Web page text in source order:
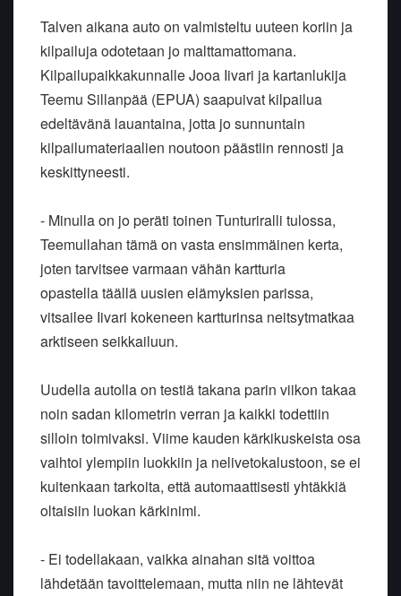
Talven aikana auto on valmisteltu uuteen koriin ja
kilpailuja odotetaan jo malttamattomana.
Kilpailupaikkakunnalle Jooa Iivari ja kartanlukija
Teemu Sillanpää (EPUA) saapuivat kilpailua
edeltävänä lauantaina, jotta jo sunnuntain
kilpailumateriaalien noutoon päästiin rennosti ja
keskittyneesti.
- Minulla on jo peräti toinen Tunturiralli tulossa,
Teemullahan tämä on vasta ensimmäinen kerta,
joten tarvitsee varmaan vähän kartturia
opastella täällä uusien elämyksien parissa,
vitsailee Iivari kokeneen kartturinsa neitsytmatkaa
arktiseen seikkailuun.
Uudella autolla on testiä takana parin viikon takaa
noin sadan kilometrin verran ja kaikki todettiin
silloin toimivaksi. Viime kauden kärkikuskeista osa
vaihtoi ylempiin luokkiin ja nelivetokalustoon, se ei
kuitenkaan tarkoita, että automaattisesti yhtäkkiä
oltaisiin luokan kärkinimi.
- Ei todellakaan, vaikka ainahan sitä voittoa
lähdetään tavoittelemaan, mutta niin ne lähtevät